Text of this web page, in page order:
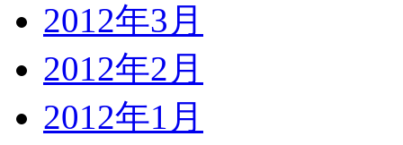
2012年3月
2012年2月
2012年1月